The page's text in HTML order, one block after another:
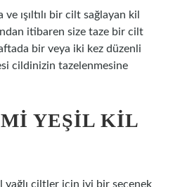
ışıltılı bir cilt sağlayan kil
itibaren size taze bir cilt
bir veya iki kez düzenli
cildinizin tazelenmesine
YEŞIL KIL
yağlı ciltler için iyi bir seçenek